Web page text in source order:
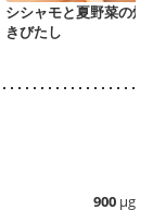
シシャモと夏野菜の焼
きびたし
900 µg